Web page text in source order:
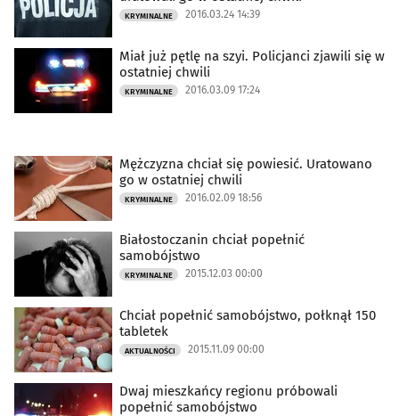
KRYMINALNE 2016.03.24 14:39
Miał już pętlę na szyi. Policjanci zjawili się w
ostatniej chwili
KRYMINALNE 2016.03.09 17:24
Mężczyzna chciał się powiesić. Uratowano
go w ostatniej chwili
KRYMINALNE 2016.02.09 18:56
Białostoczanin chciał popełnić
samobójstwo
KRYMINALNE 2015.12.03 00:00
Chciał popełnić samobójstwo, połknął 150
tabletek
AKTUALNOŚCI 2015.11.09 00:00
Dwaj mieszkańcy regionu próbowali
popełnić samobójstwo